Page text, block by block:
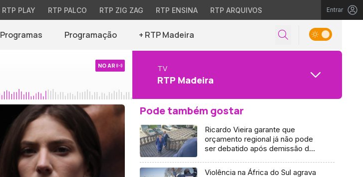
RTP PLAY RTP PALCO RTP ZIG ZAG RTP ENSINA RTP ARQUIVOS Entrar
Programas Programação + RTP Madeira
NO AR TV
RTP Madeira
Pode também gostar
Ricardo Vieira garante que
orçamento regional já não pode
ser debatido após demissão de
Violência na África do Sul agrava